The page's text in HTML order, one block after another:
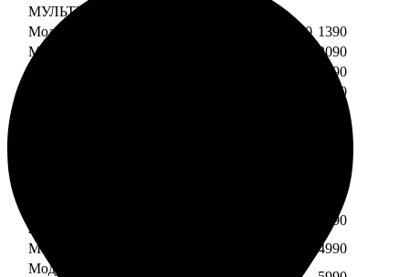
МУЛЬТИПЕНОКАРТОН
Модульный пенокартон из двух частей 20х20 1390
Модульный пенокартон из трех частей 20х20
2090
1590
2390
2990
20х45
3990
Модульный пенокартон из пяти частей 20х45
4990
Модульный пенокартон из шести частей